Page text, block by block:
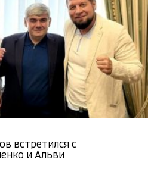
встретился с
и Альви